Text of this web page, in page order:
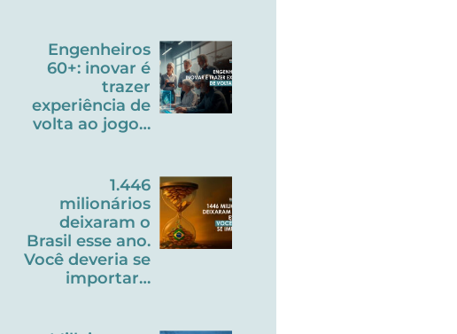
Engenheiros
60+: inovar é
trazer
experiência de
volta ao jogo…
1.446
milionários
deixaram o
Brasil esse ano.
Você deveria se
importar…